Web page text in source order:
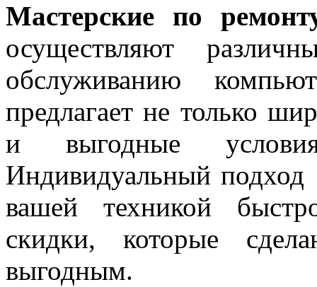
Мастерские по
осуществляют
обслуживанию
предлагает не только
и выгодные
Индивидуальный
вашей техникой
скидки, которые
выгодным.